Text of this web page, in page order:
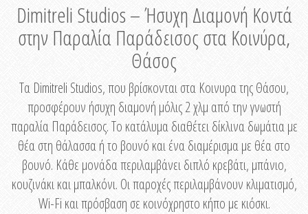
Dimitreli Studios – Ήσυχη Διαμονή Κοντά
στην Παραλία Παράδεισος στα Κοινύρα,
Θάσος
Τα Dimitreli Studios, που βρίσκονται στα Κοινυρα της Θάσου,
προσφέρουν ήσυχη διαμονή μόλις 2 χλμ από την γνωστή
παραλία Παράδεισος. Το κατάλυμα διαθέτει δίκλινα δωμάτια με
θέα στη θάλασσα ή το βουνό και ένα διαμέρισμα με θέα στο
βουνό. Κάθε μονάδα περιλαμβάνει διπλό κρεβάτι, μπάνιο,
κουζινάκι και μπαλκόνι. Οι παροχές περιλαμβάνουν κλιματισμό,
Wi-Fi και πρόσβαση σε κοινόχρηστο κήπο με κιόσκι.